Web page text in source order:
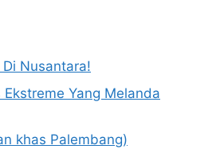
Nusantara!
Yang Melanda
khas Palembang)